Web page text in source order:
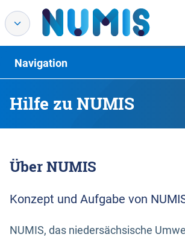
Hilfe zu NUMIS
Navigation
Über NUMIS
Konzept und Aufgabe von
NUMIS, das niedersächsische